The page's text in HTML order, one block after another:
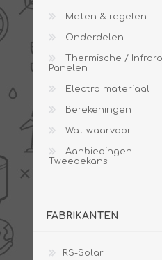
PV boilers
Collectoren
Zonneboilersetjes
Collector montage
Checklijst -
zonneboiler
Meten & regelen
Onderdelen
Thermische /
Panelen
Electro materiaal
Berekeningen
Wat waarvoor
Aanbiedingen -
Tweedekans
FABRIKANTEN
RS-Solar